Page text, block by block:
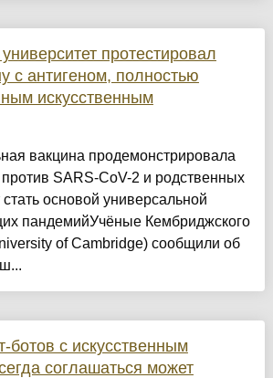
протестировал
с антигеном, полностью
искусственным
вакцина продемонстрировала
SARS-CoV-2 и родственных
основой универсальной
пандемийУчёные Кембриджского
of Cambridge) сообщили об
ботов с искусственным
соглашаться может